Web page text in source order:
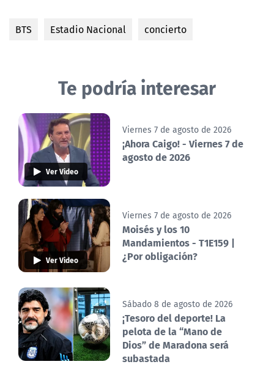
BTS Estadio Nacional concierto
Te podría interesar
Ver Video
Viernes 7 de agosto de 2026
¡Ahora Caigo! - Viernes 7 de
agosto de 2026
Ver Video
Viernes 7 de agosto de 2026
Moisés y los 10
Mandamientos - T1E159 |
¿Por obligación?
Sábado 8 de agosto de 2026
¡Tesoro del deporte! La
pelota de la “Mano de
Dios” de Maradona será
subastada